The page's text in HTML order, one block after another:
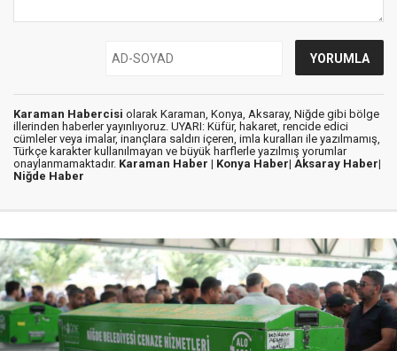
Karaman Habercisi olarak Karaman, Konya, Aksaray, Niğde gibi bölge
illerinden haberler yayınlıyoruz. UYARI: Küfür, hakaret, rencide edici
cümleler veya imalar, inançlara saldırı içeren, imla kuralları ile yazılmamış,
Türkçe karakter kullanılmayan ve büyük harflerle yazılmış yorumlar
onaylanmamaktadır. Karaman Haber | Konya Haber| Aksaray Haber|
Niğde Haber